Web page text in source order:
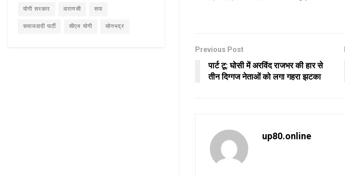
Previous Post
पार्ट टू: घोसी में अरविंद राजभर की हार से
तीन दिग्गज नेताओं को लगा गहरा झटका
up80.online
योगी सरकार वाराणसी सपा
समाजवादी पार्टी सीएम योगी सोनभद्र